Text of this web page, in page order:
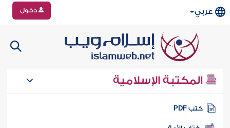
عربي دخول
المكتبة الإسلامية
كتب PDF